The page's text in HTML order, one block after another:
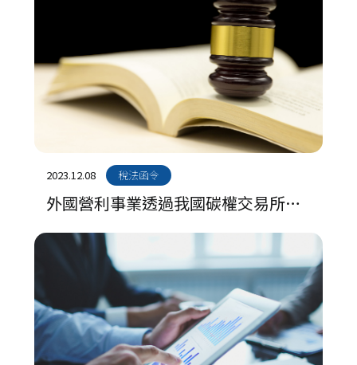
2023.12.08 稅法函令
外國營利事業透過我國碳權交易所出
售國外減量額度利益課徵所得稅規定 ​​​​​​​